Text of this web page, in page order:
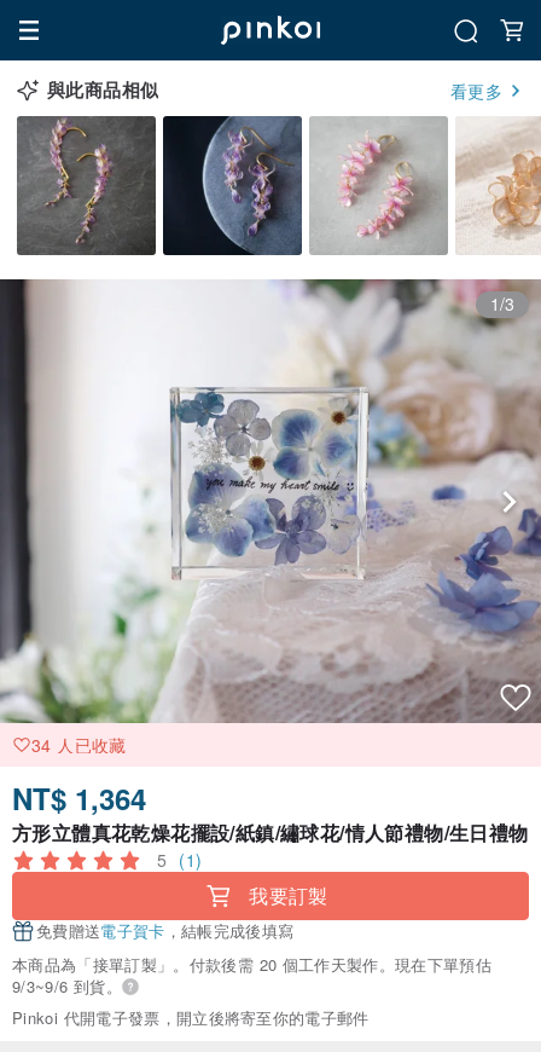
與此商品相似 看更多
1/3
34 人已收藏
NT$ 1,364
方形立體真花乾燥花擺設/紙鎮/繡球花/情人節禮物/生日禮物
5 (1)
我要訂製
免費贈送電子賀卡 ，結帳完成後填寫
本商品為「接單訂製」。付款後需 20 個工作天製作。現在下單預估
9/3~9/6 到貨。
Pinkoi 代開電子發票，開立後將寄至你的電子郵件